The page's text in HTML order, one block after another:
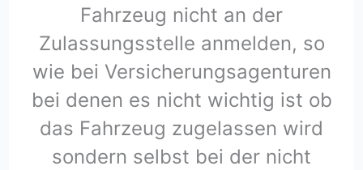
Fahrzeug nicht an der
Zulassungsstelle anmelden, so
wie bei Versicherungsagenturen
bei denen es nicht wichtig ist ob
das Fahrzeug zugelassen wird
sondern selbst bei der nicht